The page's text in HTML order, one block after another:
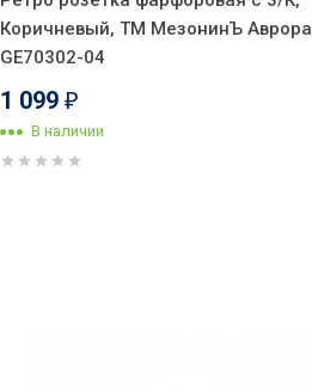
Коричневый, ТМ МезонинЪ Аврора
GE70302-04
1 099 ₽
В наличии